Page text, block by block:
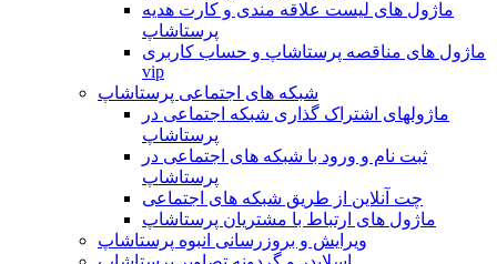
ماژول های لیست علاقه مندی و کارت هدیه
پرستاشاپ
ماژول های مناقصه پرستاشاپ و حساب کاربری
vip
شبکه های اجتماعی پرستاشاپ
ماژولهای اشتراک‌ گذاری شبکه اجتماعی در
پرستاشاپ
ثبت نام و ورود با شبکه های اجتماعی در
پرستاشاپ
چت آنلاین از طریق شبکه های اجتماعی
ماژول های ارتباط با مشتریان پرستاشاپ
ویرایش و بروزرسانی انبوه پرستاشاپ